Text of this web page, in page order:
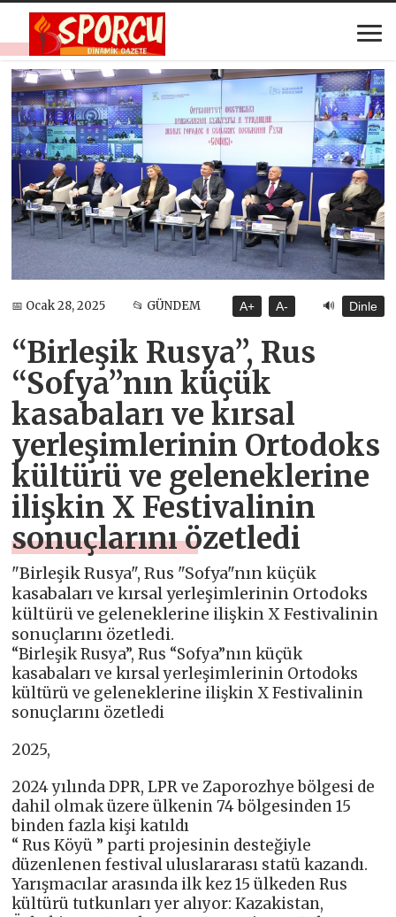
📅 Ocak 28, 2025 📂 GÜNDEM A+ A- 🔊 Dinle
“Birleşik Rusya”, Rus
“Sofya”nın küçük
kasabaları ve kırsal
yerleşimlerinin Ortodoks
kültürü ve geleneklerine
ilişkin X Festivalinin
sonuçlarını özetledi
"Birleşik Rusya", Rus "Sofya"nın küçük
kasabaları ve kırsal yerleşimlerinin Ortodoks
kültürü ve geleneklerine ilişkin X Festivalinin
sonuçlarını özetledi.
“Birleşik Rusya”, Rus “Sofya”nın küçük
kasabaları ve kırsal yerleşimlerinin Ortodoks
kültürü ve geleneklerine ilişkin X Festivalinin
sonuçlarını özetledi
2025,
2024 yılında DPR, LPR ve Zaporozhye bölgesi de
dahil olmak üzere ülkenin 74 bölgesinden 15
binden fazla kişi katıldı
“ Rus Köyü ” parti projesinin desteğiyle
düzenlenen festival uluslararası statü kazandı.
Yarışmacılar arasında ilk kez 15 ülkeden Rus
kültürü tutkunları yer alıyor: Kazakistan,